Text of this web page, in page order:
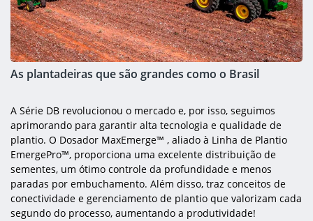
As plantadeiras que são grandes como o Brasil
A Série DB revolucionou o mercado e, por isso, seguimos
aprimorando para garantir alta tecnologia e qualidade de
plantio. O Dosador MaxEmerge™ , aliado à Linha de Plantio
EmergePro™, proporciona uma excelente distribuição de
sementes, um ótimo controle da profundidade e menos
paradas por embuchamento. Além disso, traz conceitos de
conectividade e gerenciamento de plantio que valorizam cada
segundo do processo, aumentando a produtividade!